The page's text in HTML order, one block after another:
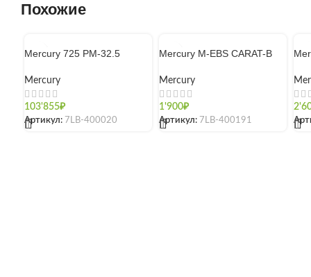
Похожие
Mercury 725 PM-32.5
Mercury
103'855₽
Артикул: 7LB-400020
[]
Mercury M-EBS CARAT-B
Mercury
1'900₽
Артикул: 7LB-400191
[] []